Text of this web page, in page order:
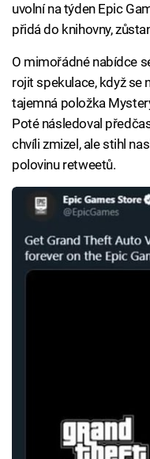
uvolní na týden Epic
přidá do knihovny,
O mimořádné nabídce
rojit spekulace, když se
tajemná položka
Poté následoval
chvíli zmizel, ale stihl
polovinu retweetů.